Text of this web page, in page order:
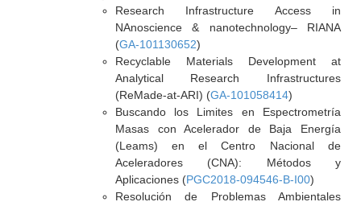
Research Infrastructure Access in
NAnoscience & nanotechnology– RIANA
(GA-101130652)
Recyclable Materials Development at
Analytical Research Infrastructures
(ReMade-at-ARI) (GA-101058414)
Buscando los Limites en Espectrometría
Masas con Acelerador de Baja Energía
(Leams) en el Centro Nacional de
Aceleradores (CNA): Métodos y
Aplicaciones (PGC2018-094546-B-I00)
Resolución de Problemas Ambientales